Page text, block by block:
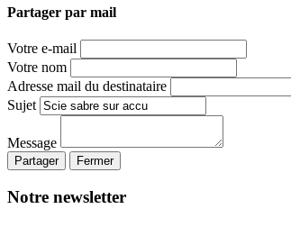
Partager par mail
Votre e-mail
Votre nom
Adresse mail du destinataire
Sujet
Message
Partager Fermer
Notre newsletter